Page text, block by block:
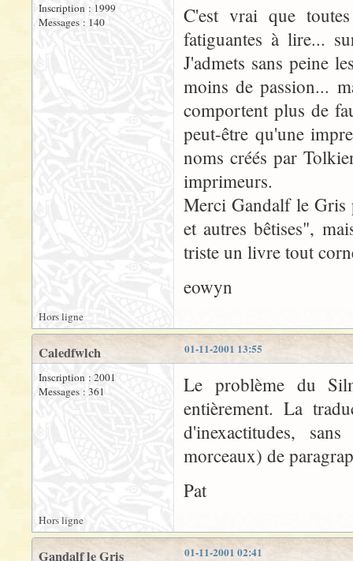
Inscription : 1999
Messages : 140
C'est vrai que
fatiguantes à lire...
J'admets sans peine
moins de passion...
comportent plus de
peut-être qu'une
noms créés par
imprimeurs.
Merci Gandalf le Gris
et autres bêtises",
triste un livre tout
eowyn
Hors ligne
01-11-2001 13:55
Caledfwlch
Inscription : 2001
Messages : 361
Le problème du
entièrement. La
d'inexactitudes,
morceaux) de
Pat
Hors ligne
01-11-2001 02:41
Gandalf le Gris